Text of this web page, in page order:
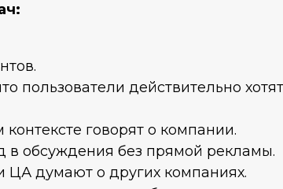
пользователи действительно
говорят о компании.
в обсуждения без прямой рекламы.
ЦА думают о других компаниях.